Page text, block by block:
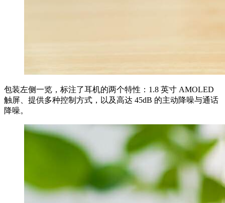
包装左侧一览，标注了耳机的两个特性：1.8 英寸 AMOLED
触屏、提供多种控制方式，以及高达 45dB 的主动降噪与通话
降噪。